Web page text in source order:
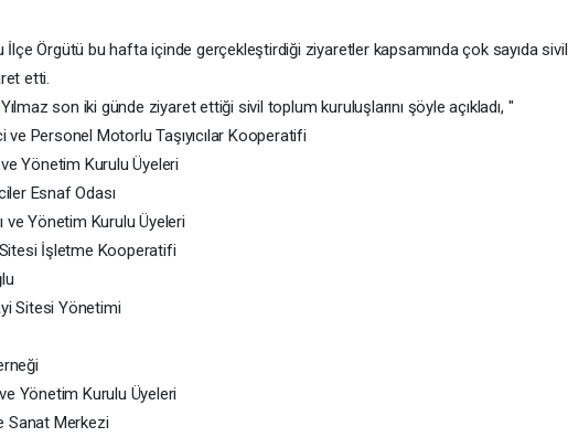
Örgütü bu hafta içinde gerçekleştirdiği ziyaretler kapsamında çok sayıda sivil
etti.
son iki günde ziyaret ettiği sivil toplum kuruluşlarını şöyle açıkladı, "
ve Personel Motorlu Taşıyıcılar Kooperatifi
Yönetim Kurulu Üyeleri
Esnaf Odası
ve Yönetim Kurulu Üyeleri
İşletme Kooperatifi
Sitesi Yönetimi
Yönetim Kurulu Üyeleri
Sanat Merkezi